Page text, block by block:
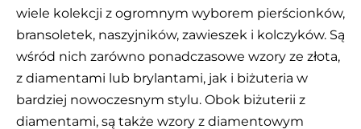
wiele kolekcji z ogromnym wyborem pierścionków,
bransoletek, naszyjników, zawieszek i kolczyków. Są
wśród nich zarówno ponadczasowe wzory ze złota,
z diamentami lub brylantami, jak i biżuteria w
bardziej nowoczesnym stylu. Obok biżuterii z
diamentami, są także wzory z diamentowym